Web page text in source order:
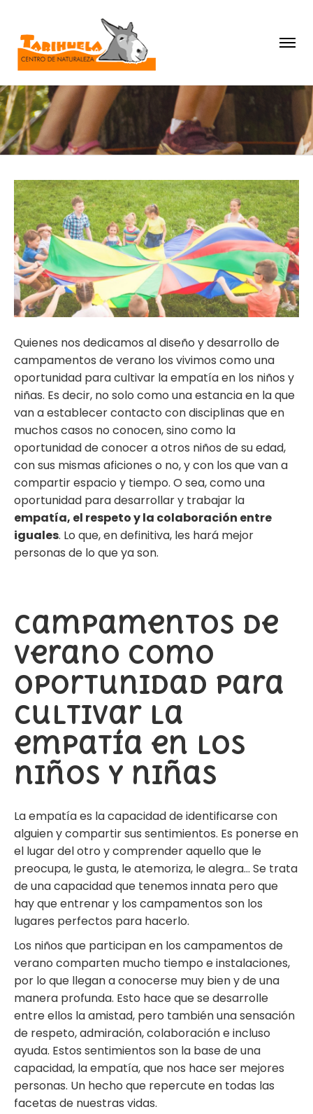
Quienes nos dedicamos al diseño y desarrollo de
campamentos de verano los vivimos como una
oportunidad para cultivar la empatía en los niños y
niñas. Es decir, no solo como una estancia en la que
van a establecer contacto con disciplinas que en
muchos casos no conocen, sino como la
oportunidad de conocer a otros niños de su edad,
con sus mismas aficiones o no, y con los que van a
compartir espacio y tiempo. O sea, como una
oportunidad para desarrollar y trabajar la
empatía, el respeto y la colaboración entre
iguales. Lo que, en definitiva, les hará mejor
personas de lo que ya son.
Campamentos de
verano como
oportunidad para
cultivar la
empatía en los
niños y niñas
Laempatíaes la capacidad de identificarse con
alguien y compartir sus sentimientos. Es ponerse en
el lugar del otro y comprender aquello que le
preocupa, le gusta, le atemoriza, le alegra… Se trata
de una capacidad que tenemos innata pero que
hay que entrenar y los campamentos son los
lugares perfectos para hacerlo.
Los niños que participan en los campamentos de
verano comparten mucho tiempo e instalaciones,
por lo que llegan a conocerse muy bien y de una
manera profunda. Esto hace que se desarrolle
entre ellos la amistad, pero también una sensación
de respeto, admiración, colaboración e incluso
ayuda. Estos sentimientos son la base de una
capacidad, la empatía, que nos hace ser mejores
personas. Un hecho que repercute en todas las
facetas de nuestras vidas.